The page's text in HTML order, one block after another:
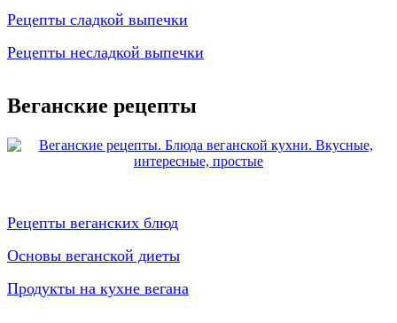
Рецепты сладкой выпечки
Рецепты несладкой выпечки
Веганские рецепты
Рецепты веганских блюд
Основы веганской диеты
Продукты на кухне вегана